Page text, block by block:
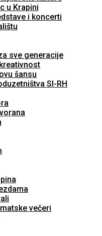
u Krapini
i koncerti
sve generacije
šansu
SI-RH
večeri